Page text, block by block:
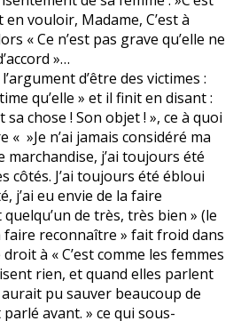
en vouloir, Madame, C’est à
« Ce n’est pas grave qu’elle ne
»…
d’être des victimes :
qu’elle » et il finit en disant :
chose ! Son objet ! », ce à quoi
« »Je n’ai jamais considéré ma
marchandise, j’ai toujours été
côtés. J’ai toujours été ébloui
j’ai eu envie de la faire
de très, très bien » (le
faire reconnaître » fait froid dans
à « C’est comme les femmes
rien, et quand elles parlent
pu sauver beaucoup de
avant. » ce qui sous-